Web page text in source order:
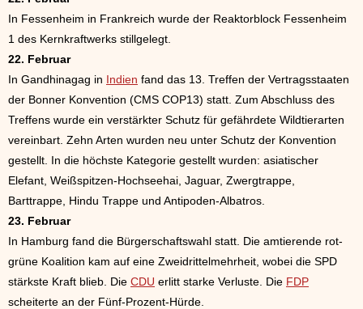
In Fessenheim in Frankreich wurde der Reaktorblock Fessenheim
1 des Kernkraftwerks stillgelegt.
22. Februar
In Gandhinagag in Indien fand das 13. Treffen der Vertragsstaaten
der Bonner Konvention (CMS COP13) statt. Zum Abschluss des
Treffens wurde ein verstärkter Schutz für gefährdete Wildtierarten
vereinbart. Zehn Arten wurden neu unter Schutz der Konvention
gestellt. In die höchste Kategorie gestellt wurden: asiatischer
Elefant, Weißspitzen-Hochseehai, Jaguar, Zwergtrappe,
Barttrappe, Hindu Trappe und Antipoden-Albatros.
23. Februar
In Hamburg fand die Bürgerschaftswahl statt. Die amtierende rot-
grüne Koalition kam auf eine Zweidrittelmehrheit, wobei die SPD
stärkste Kraft blieb. Die CDU erlitt starke Verluste. Die FDP
scheiterte an der Fünf-Prozent-Hürde.